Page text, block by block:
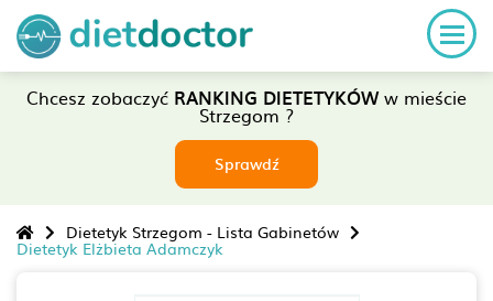
Chcesz zobaczyć RANKING DIETETYKÓWw mieście
Strzegom ?
Sprawdź
Dietetyk Strzegom - Lista Gabinetów
Dietetyk Elżbieta Adamczyk